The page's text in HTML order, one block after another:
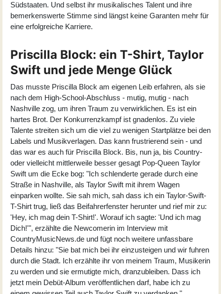
Südstaaten. Und selbst ihr musikalisches Talent und ihre
bemerkenswerte Stimme sind längst keine Garanten mehr für
eine erfolgreiche Karriere.
Priscilla Block: ein T-Shirt, Taylor
Swift und jede Menge Glück
Das musste Priscilla Block am eigenen Leib erfahren, als sie
nach dem High-School-Abschluss - mutig, mutig - nach
Nashville zog, um ihren Traum zu verwirklichen. Es ist ein
hartes Brot. Der Konkurrenzkampf ist gnadenlos. Zu viele
Talente streiten sich um die viel zu wenigen Startplätze bei den
Labels und Musikverlagen. Das kann frustrierend sein - und
das war es auch für Priscilla Block. Bis, nun ja, bis Country-
oder vielleicht mittlerweile besser gesagt Pop-Queen Taylor
Swift um die Ecke bog: "Ich schlenderte gerade durch eine
Straße in Nashville, als Taylor Swift mit ihrem Wagen
einparken wollte. Sie sah mich, sah dass ich ein Taylor-Swift-
T-Shirt trug, ließ das Beifahrerfenster herunter und rief mir zu:
'Hey, ich mag dein T-Shirt!'. Worauf ich sagte: 'Und ich mag
Dich!'", erzählte die Newcomerin im Interview mit
CountryMusicNews.de und fügt noch weitere unfassbare
Details hinzu: "Sie bat mich bei ihr einzusteigen und wir fuhren
durch die Stadt. Ich erzählte ihr von meinem Traum, Musikerin
zu werden und sie ermutigte mich, dranzubleiben. Dass ich
jetzt mein Debüt-Album veröffentlichen darf, habe ich zu